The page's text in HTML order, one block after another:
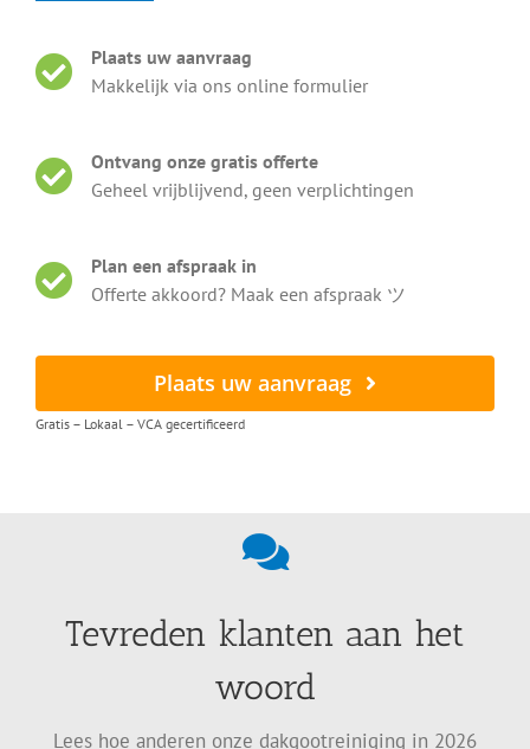
Plaats uw aanvraag
Makkelijk via ons online formulier
Ontvang onze gratis offerte
Geheel vrijblijvend, geen verplichtingen
Plan een afspraak in
Offerte akkoord? Maak een afspraak ツ
Plaats uw aanvraag
Gratis – Lokaal – VCA gecertificeerd
Tevreden klanten aan het
woord
Lees hoe anderen onze dakgootreiniging in 2026